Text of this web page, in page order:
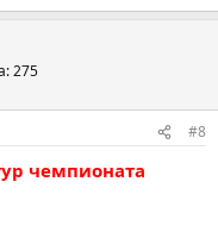
275
#8
чемпионата